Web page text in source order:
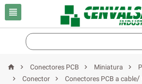

  Conectores PCB  Miniatura 

Conector  Conectores PCB a cable/